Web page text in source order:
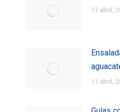
17 abril,
11 abril,